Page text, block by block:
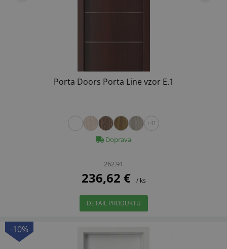
Porta Doors Porta Line vzor E.1
+41
Doprava
262.91
236,62 € / ks
DETAIL PRODUKTU
-10%